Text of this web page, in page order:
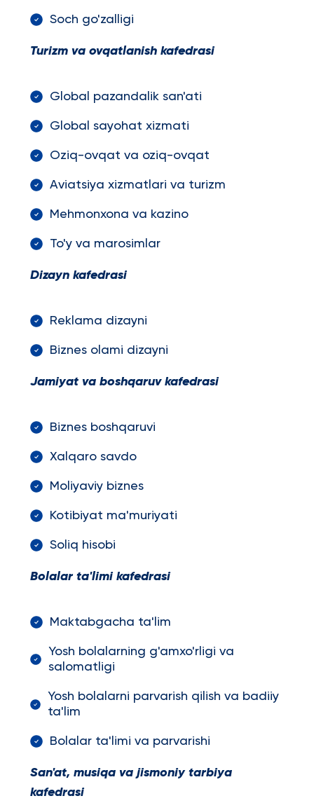
Soch go'zalligi
Turizm va ovqatlanish kafedrasi
Global pazandalik san'ati
Global sayohat xizmati
Oziq-ovqat va oziq-ovqat
Aviatsiya xizmatlari va turizm
Mehmonxona va kazino
To'y va marosimlar
Dizayn kafedrasi
Reklama dizayni
Biznes olami dizayni
Jamiyat va boshqaruv kafedrasi
Biznes boshqaruvi
Xalqaro savdo
Moliyaviy biznes
Kotibiyat ma'muriyati
Soliq hisobi
Bolalar ta'limi kafedrasi
Maktabgacha ta'lim
Yosh bolalarning g'amxo'rligi va
salomatligi
Yosh bolalarni parvarish qilish va badiiy
ta'lim
Bolalar ta'limi va parvarishi
San'at, musiqa va jismoniy tarbiya
kafedrasi